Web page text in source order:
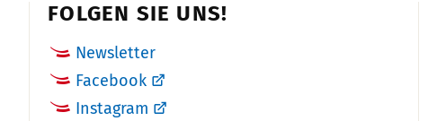
FOLGEN SIE UNS!
Newsletter
Facebook
Instagram